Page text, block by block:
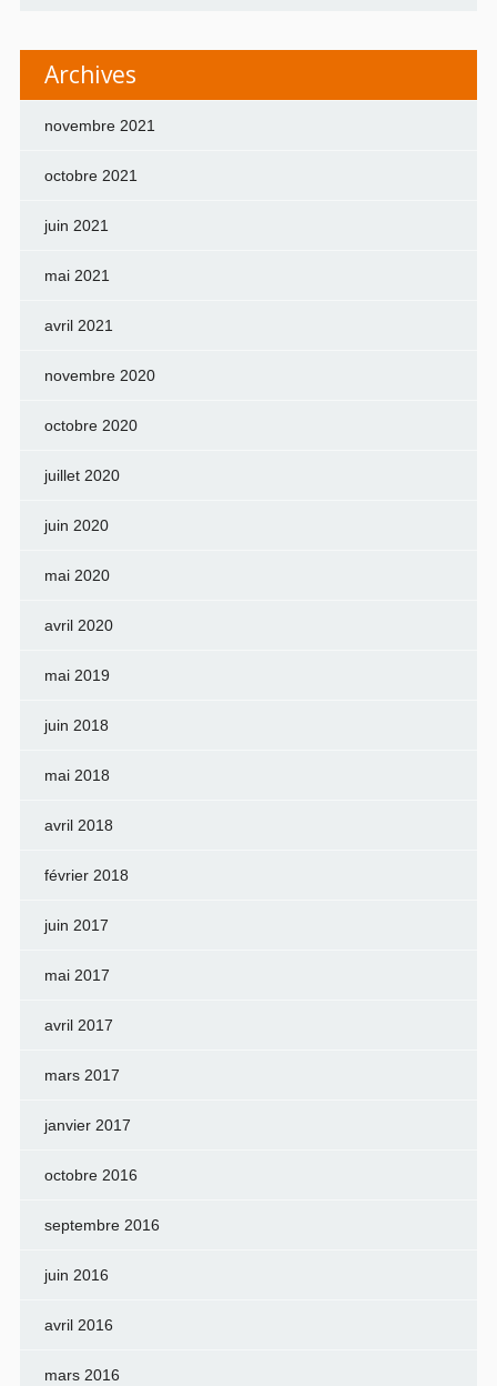
Archives
novembre 2021
octobre 2021
juin 2021
mai 2021
avril 2021
novembre 2020
octobre 2020
juillet 2020
juin 2020
mai 2020
avril 2020
mai 2019
juin 2018
mai 2018
avril 2018
février 2018
juin 2017
mai 2017
avril 2017
mars 2017
janvier 2017
octobre 2016
septembre 2016
juin 2016
avril 2016
mars 2016